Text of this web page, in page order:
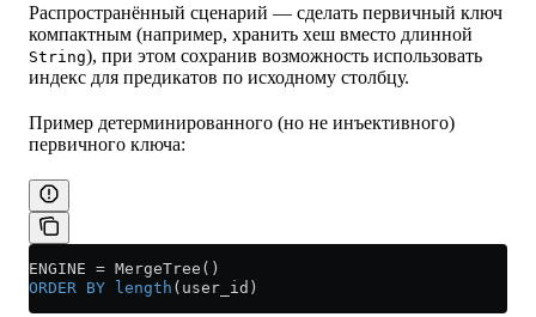
Распространённый сценарий — сделать первичный ключ
компактным (например, хранить хеш вместо длинной
String), при этом сохранив возможность использовать
индекс для предикатов по исходному столбцу.
Пример детерминированного (но не инъективного)
первичного ключа:
ENGINE = MergeTree()
ORDER BY length (user_id)